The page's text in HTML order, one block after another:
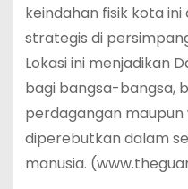
keindahan fisik kota
strategis di
Lokasi ini menjadikan
bagi bangsa-bangsa,
perdagangan maupun
diperebutkan dalam
manusia.